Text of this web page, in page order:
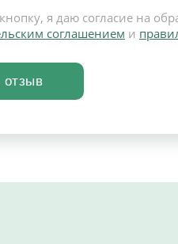
я даю согласие на
соглашением и